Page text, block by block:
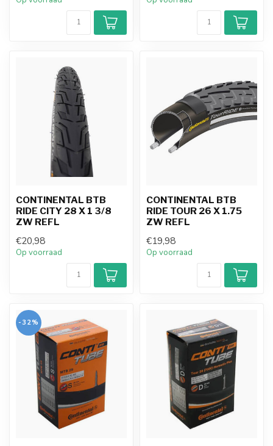
CONTINENTAL BTB
RIDE CITY 28 X 1 3/8
ZW REFL
€20,98
Op voorraad
CONTINENTAL BTB
RIDE TOUR 26 X 1.75
ZW REFL
€19,98
Op voorraad
-32%